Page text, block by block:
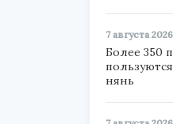
7 августа 2026
Более 350
нянь